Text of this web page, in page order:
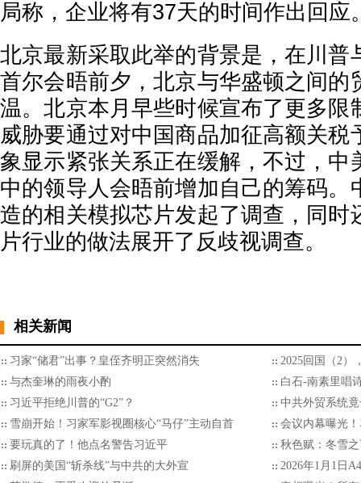
局称，企业将有37天的时间作出回应
北京最新采取此举的背景是，在川普
首尔会晤前夕，北京与华盛顿之间的
温。北京本月早些时候宣布了更多限
威胁要通过对中国商品加征高额关税
象显示紧张关系正在缓解，不过，中
中的领导人会晤前增加自己的筹码。
造的相关模拟芯片发起了调查，同时
片行业的做法展开了反歧视调查。
相关新闻
习家“储君”出事？皇侄齐明正突然消失
2025回国（2）
与杰奎琳的雨夜小酌
白石-南素里唱
习近平拒绝川普的“G2”？
中共外贸系统
雪崩开始！习家军影视圈核心“马仔”主动自首
会议内幕曝光
要玩真的了！他点名警告习近平
秋色赋：冬雪
刷屏的美国“斩杀线”与中共的大外宣
2026年1月1日